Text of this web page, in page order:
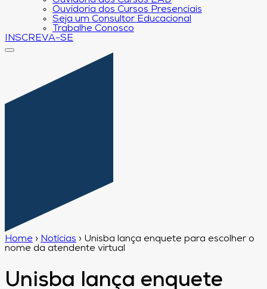
Ouvidoria dos Cursos Presenciais
Seja um Consultor Educacional
Trabalhe Conosco
INSCREVA-SE
Home › Notícias › Unisba lança enquete para escolher o
nome da atendente virtual
Unisba lança enquete